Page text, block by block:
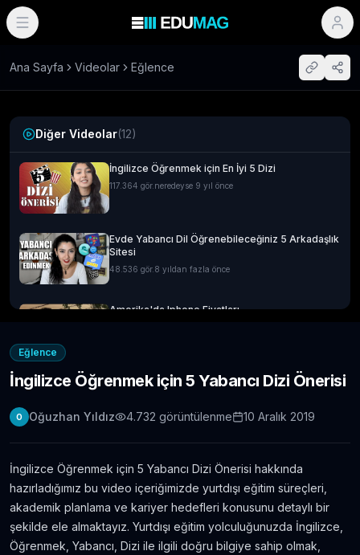
Ana Sayfa Videolar Eğlence
Diğer Videolar(12)
İngilizce Öğrenmek için En İyi 5 Dizi
117.364 gör. neredeyse 9 yıl önce
Evde Yabancı Dil Öğrenebileceğiniz 5 Arkadaşlık
Sitesi
48.536 gör. 8 yıldan fazla önce
Amerika'da Iphone Fiyatları
Londra Erasmus Stajı Hikayem ve Tavsiyelerim
Evde Dil Öğren
İngilizce Öğrenmek için 30 Youtube Kanalı
Eğlence
İngilizce Öğrenmek için 5 Yabancı Dizi Önerisi
O Oğuzhan Yıldız 4.732 görüntülenme 10 Aralık 2019
İngilizce Öğrenmek için 5 Yabancı Dizi Önerisi hakkında
hazırladığımız bu video içeriğimizde yurtdışı eğitim süreçleri,
akademik planlama ve kariyer hedefleri konusunu detaylı bir
şekilde ele almaktayız. Yurtdışı eğitim yolculuğunuzda İngilizce,
Öğrenmek, Yabancı, Dizi ile ilgili doğru bilgiye sahip olmak,